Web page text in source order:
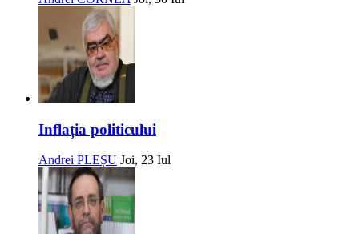
Inflația politicului
Andrei PLEȘU Joi, 23 Iul